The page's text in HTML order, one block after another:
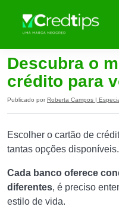
Descubra o
crédito para
Publicado por Roberta Campos |
Escolher o cartão de
tantas opções disponíveis.
Cada banco oferece
diferentes, é preciso
estilo de vida.